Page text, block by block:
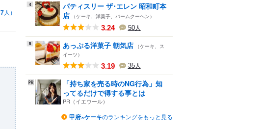
7人）
4
パティスリー ザ･エレン 昭和町本
店 （ケーキ、洋菓子、バームクーヘン）
3.24 50人
5 あっぷる洋菓子 朝気店 （ケーキ、ス
イーツ）
3.19 35人
「持ち家を売る時のNG行為」知
ってるだけで得する事とは
PR（イエウール）
甲府×ケーキのランキングをもっと見る